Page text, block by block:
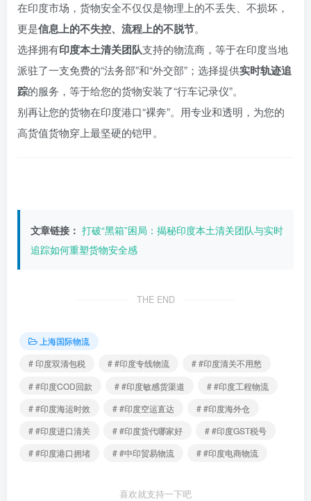
在印度市场，货物安全不仅仅是物理上的不丢失、不损坏，
更是信息上的不失控、流程上的不脱节。
选择拥有印度本土清关团队支持的物流商，等于在印度当地
派驻了一支免费的“法务部”和“外交部”；选择提供实时轨迹追
踪的服务，等于给您的货物安装了“行车记录仪”。
别再让您的货物在印度港口“裸奔”。用专业和透明，为您的
高货值货物穿上最坚硬的铠甲。
文章链接： 打破“黑箱”困局：揭秘印度本土清关团队与实时
追踪如何重塑货物安全感
THE END
上海国际物流
# 印度双清包税
# #印度专线物流
# #印度清关不用愁
# #印度COD回款
# #印度敏感货渠道
# #印度工程物流
# #印度海运时效
# #印度空运直达
# #印度海外仓
# #印度进口清关
# #印度货代哪家好
# #印度GST税号
# #印度港口拥堵
# #中印贸易物流 # #印度电商物流
喜欢就支持一下吧